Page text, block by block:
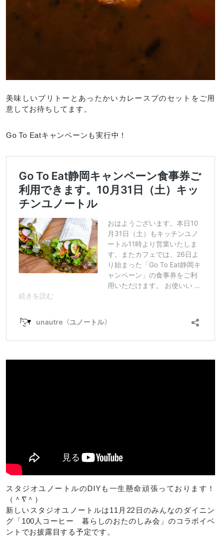
美味しいブリトーとあったかいカレースプのセットをご用
意してお待ちしてます。
Go To Eatキャンペーンも実行中！
スタジオユノートルのDIYも一生懸命頑張っております！
（＾∇＾）
新しいスタジオユノートルは11月22日のみんなのダイニン
グ「100人コーヒー 暮らしのおたのしみ会」のコラボイベ
ントでお披露目する予定です。